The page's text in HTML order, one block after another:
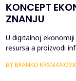
KONCEPT
ZNANJU
U digitalnoj
resursa a proizvodi
nesputani
BY BRANKO